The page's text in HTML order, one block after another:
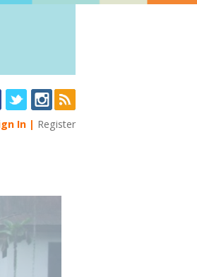
In Register